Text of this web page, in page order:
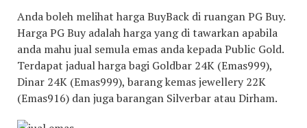
Anda boleh melihat harga BuyBack di ruangan PG Buy.
Harga PG Buy adalah harga yang di tawarkan apabila
anda mahu jual semula emas anda kepada Public Gold.
Terdapat jadual harga bagi Goldbar 24K (Emas999),
Dinar 24K (Emas999), barang kemas jewellery 22K
(Emas916) dan juga barangan Silverbar atau Dirham.